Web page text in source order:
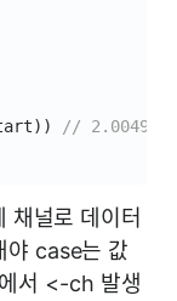
) )
//
널로 데이터
야 case는 값
서 <-ch 발생